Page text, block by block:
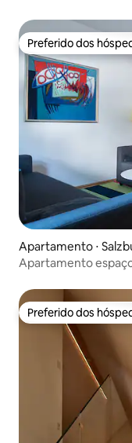
Preferido dos
Preferido dos
Apartamento ⋅
Apartamento
Preferido dos
Preferido dos